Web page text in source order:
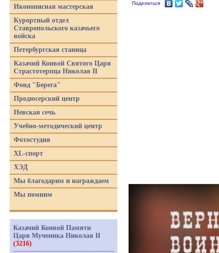
Поделиться
Иконописная мастерская
Курортный отдел
Ставропольского казачьего
войска
Петербургская станица
Казачий Конвой Святого Царя
Страстотерпца Николая II
Фонд "Берега"
Продюсерский центр
Невская сечь
Учебно-методический центр
Фотостудия
XL-спорт
ХЭД
Мы благодарим и награждаем
Мы помним
Казачий Конвой Памяти
Царя Мученика Николая II
(3216)